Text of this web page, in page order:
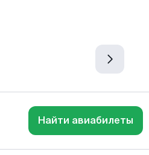
Найти авиабилеты